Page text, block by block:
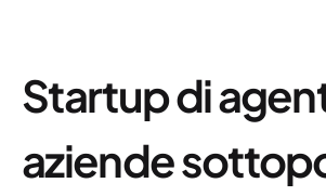
Startup di
aziende